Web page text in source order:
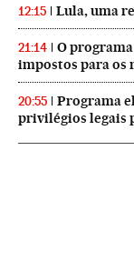
12:15 Lula, uma
21:14
O
impostos para os
20:55
Programa
privilégios legais